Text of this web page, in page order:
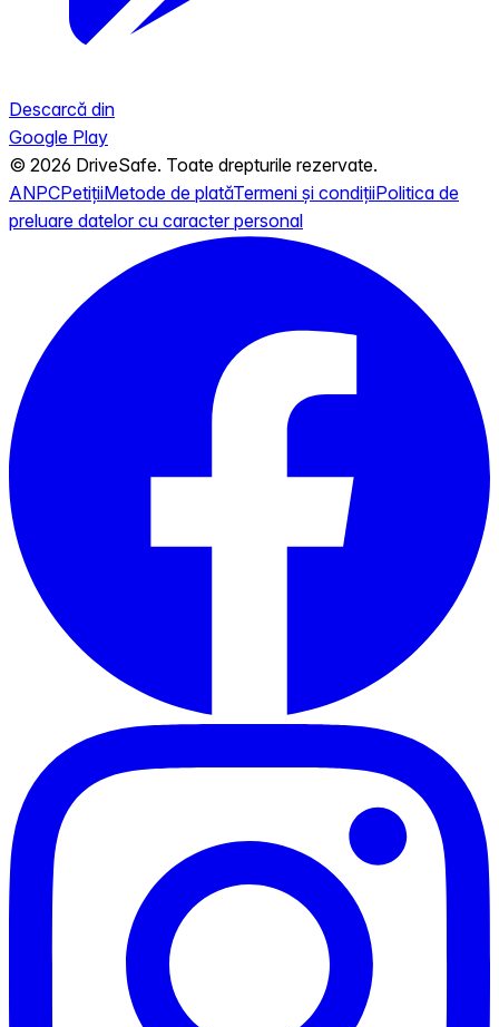
Descarcă din
Google Play
© 2026 DriveSafe. Toate drepturile rezervate.
ANPCPetițiiMetode de platăTermeni și condițiiPolitica de
preluare datelor cu caracter personal